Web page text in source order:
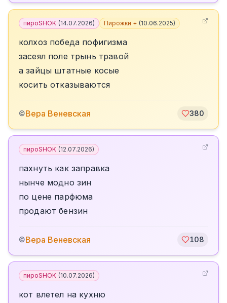
пироSHOK (14.07.2026) Пирожки + (10.06.2025)
колхоз победа пофигизма
засеял поле трынь травой
а зайцы штатные косые
косить отказываются
©Вера Веневская 380
пироSHOK (12.07.2026)
пахнуть как заправка
нынче модно зин
по цене парфюма
продают бензин
©Вера Веневская 108
пироSHOK (10.07.2026)
кот влетел на кухню